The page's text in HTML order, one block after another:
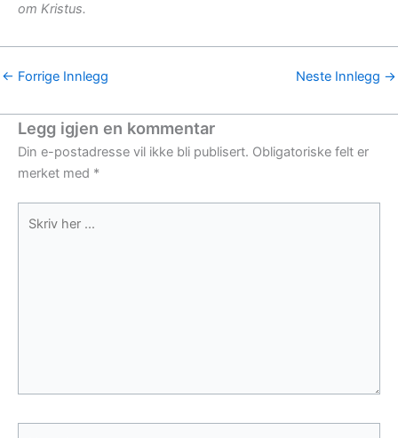
om Kristus.
← Forrige Innlegg Neste Innlegg →
Legg igjen en kommentar
Din e-postadresse vil ikke bli publisert. Obligatoriske felt er
merket med *